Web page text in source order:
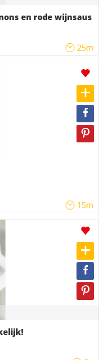
en rode wijnsaus
25m
15m